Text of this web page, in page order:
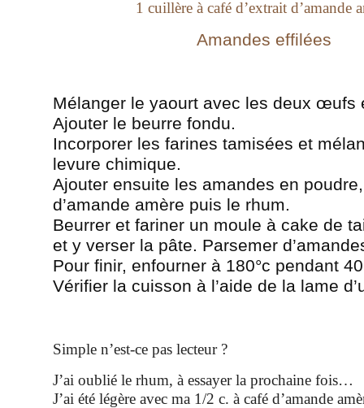
1 cuillère à café d’extrait d’amande
Amandes effilées
Mélanger le yaourt avec les deux œufs
Ajouter le beurre fondu.
Incorporer les farines tamisées et
levure chimique.
Ajouter ensuite les amandes en poudre,
d’amande amère puis le rhum.
Beurrer et fariner un moule à cake de
et y verser la pâte. Parsemer
Pour finir, enfourner à 180°c pendant
Vérifier la cuisson à l’aide de la lame
Simple n’est-ce pas lecteur ?
J’ai oublié le rhum, à essayer la prochaine fois…
J’ai été légère avec ma 1/2 c. à café d’amande